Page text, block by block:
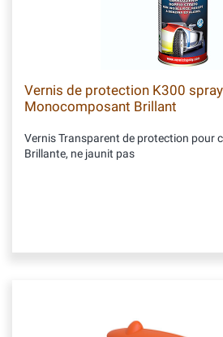
Vernis de protection K300
Monocomposant Brillant
Vernis Transparent de protection pour
Brillante, ne jaunit pas